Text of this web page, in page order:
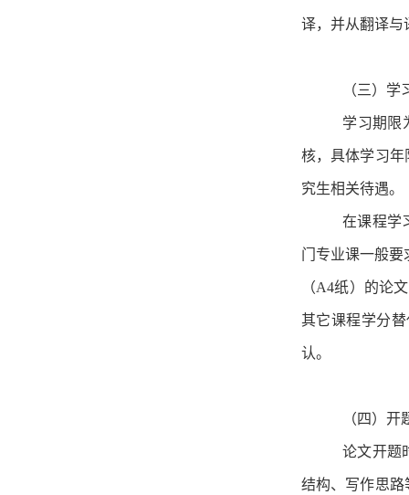
译，并从翻译与
（三）
学习期限
核，具体学习年
究生相关待遇。
在课程学
门专业课一般要
（A4纸）的论
其它课程学分
认。
（四）开
论文开题
结构、写作思路